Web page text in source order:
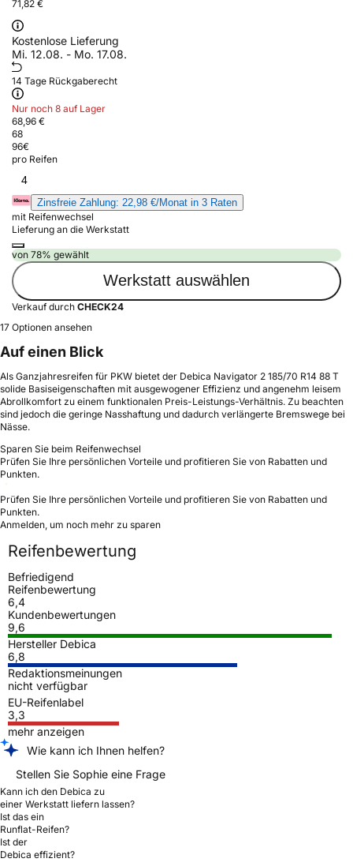
71,82 €
Kostenlose Lieferung
Mi. 12.08. - Mo. 17.08.
14 Tage Rückgaberecht
Nur noch 8 auf Lager
68,96 €
68
96€
pro Reifen
4
Zinsfreie Zahlung: 22,98 €/Monat in 3 Raten
mit Reifenwechsel
Lieferung an die Werkstatt
von 78% gewählt
Werkstatt auswählen
Verkauf durch CHECK24
17 Optionen ansehen
Auf einen Blick
Als Ganzjahresreifen für PKW bietet der Debica Navigator 2 185/70 R14 88 T
solide Basiseigenschaften mit ausgewogener Effizienz und angenehm leisem
Abrollkomfort zu einem funktionalen Preis-Leistungs-Verhältnis. Zu beachten
sind jedoch die geringe Nasshaftung und dadurch verlängerte Bremswege bei
Nässe.
Sparen Sie beim Reifenwechsel
Prüfen Sie Ihre persönlichen Vorteile und profitieren Sie von Rabatten und
Punkten.
Prüfen Sie Ihre persönlichen Vorteile und profitieren Sie von Rabatten und
Punkten.
Anmelden, um noch mehr zu sparen
Reifenbewertung
Befriedigend
Reifenbewertung
6,4
Kundenbewertungen
9,6
Hersteller Debica
6,8
Redaktionsmeinungen
nicht verfügbar
EU-Reifenlabel
3,3
mehr anzeigen
Wie kann ich Ihnen helfen?
Stellen Sie Sophie eine Frage
Kann ich den Debica zu
einer Werkstatt liefern lassen?
Ist das ein
Runflat-Reifen?
Ist der
Debica effizient?